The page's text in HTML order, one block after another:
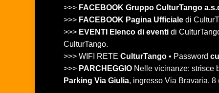
>>> FACEBOOK Gruppo CulturTango
>>> FACEBOOK Pagina Ufficiale di
>>> EVENTI Elenco di eventi di
CulturTango.
>>> WIFI RETE CulturTango • Password
>>> PARCHEGGIO Nelle vicinanze: strisce
Parking Via Giulia, ingresso Via Bravaria,